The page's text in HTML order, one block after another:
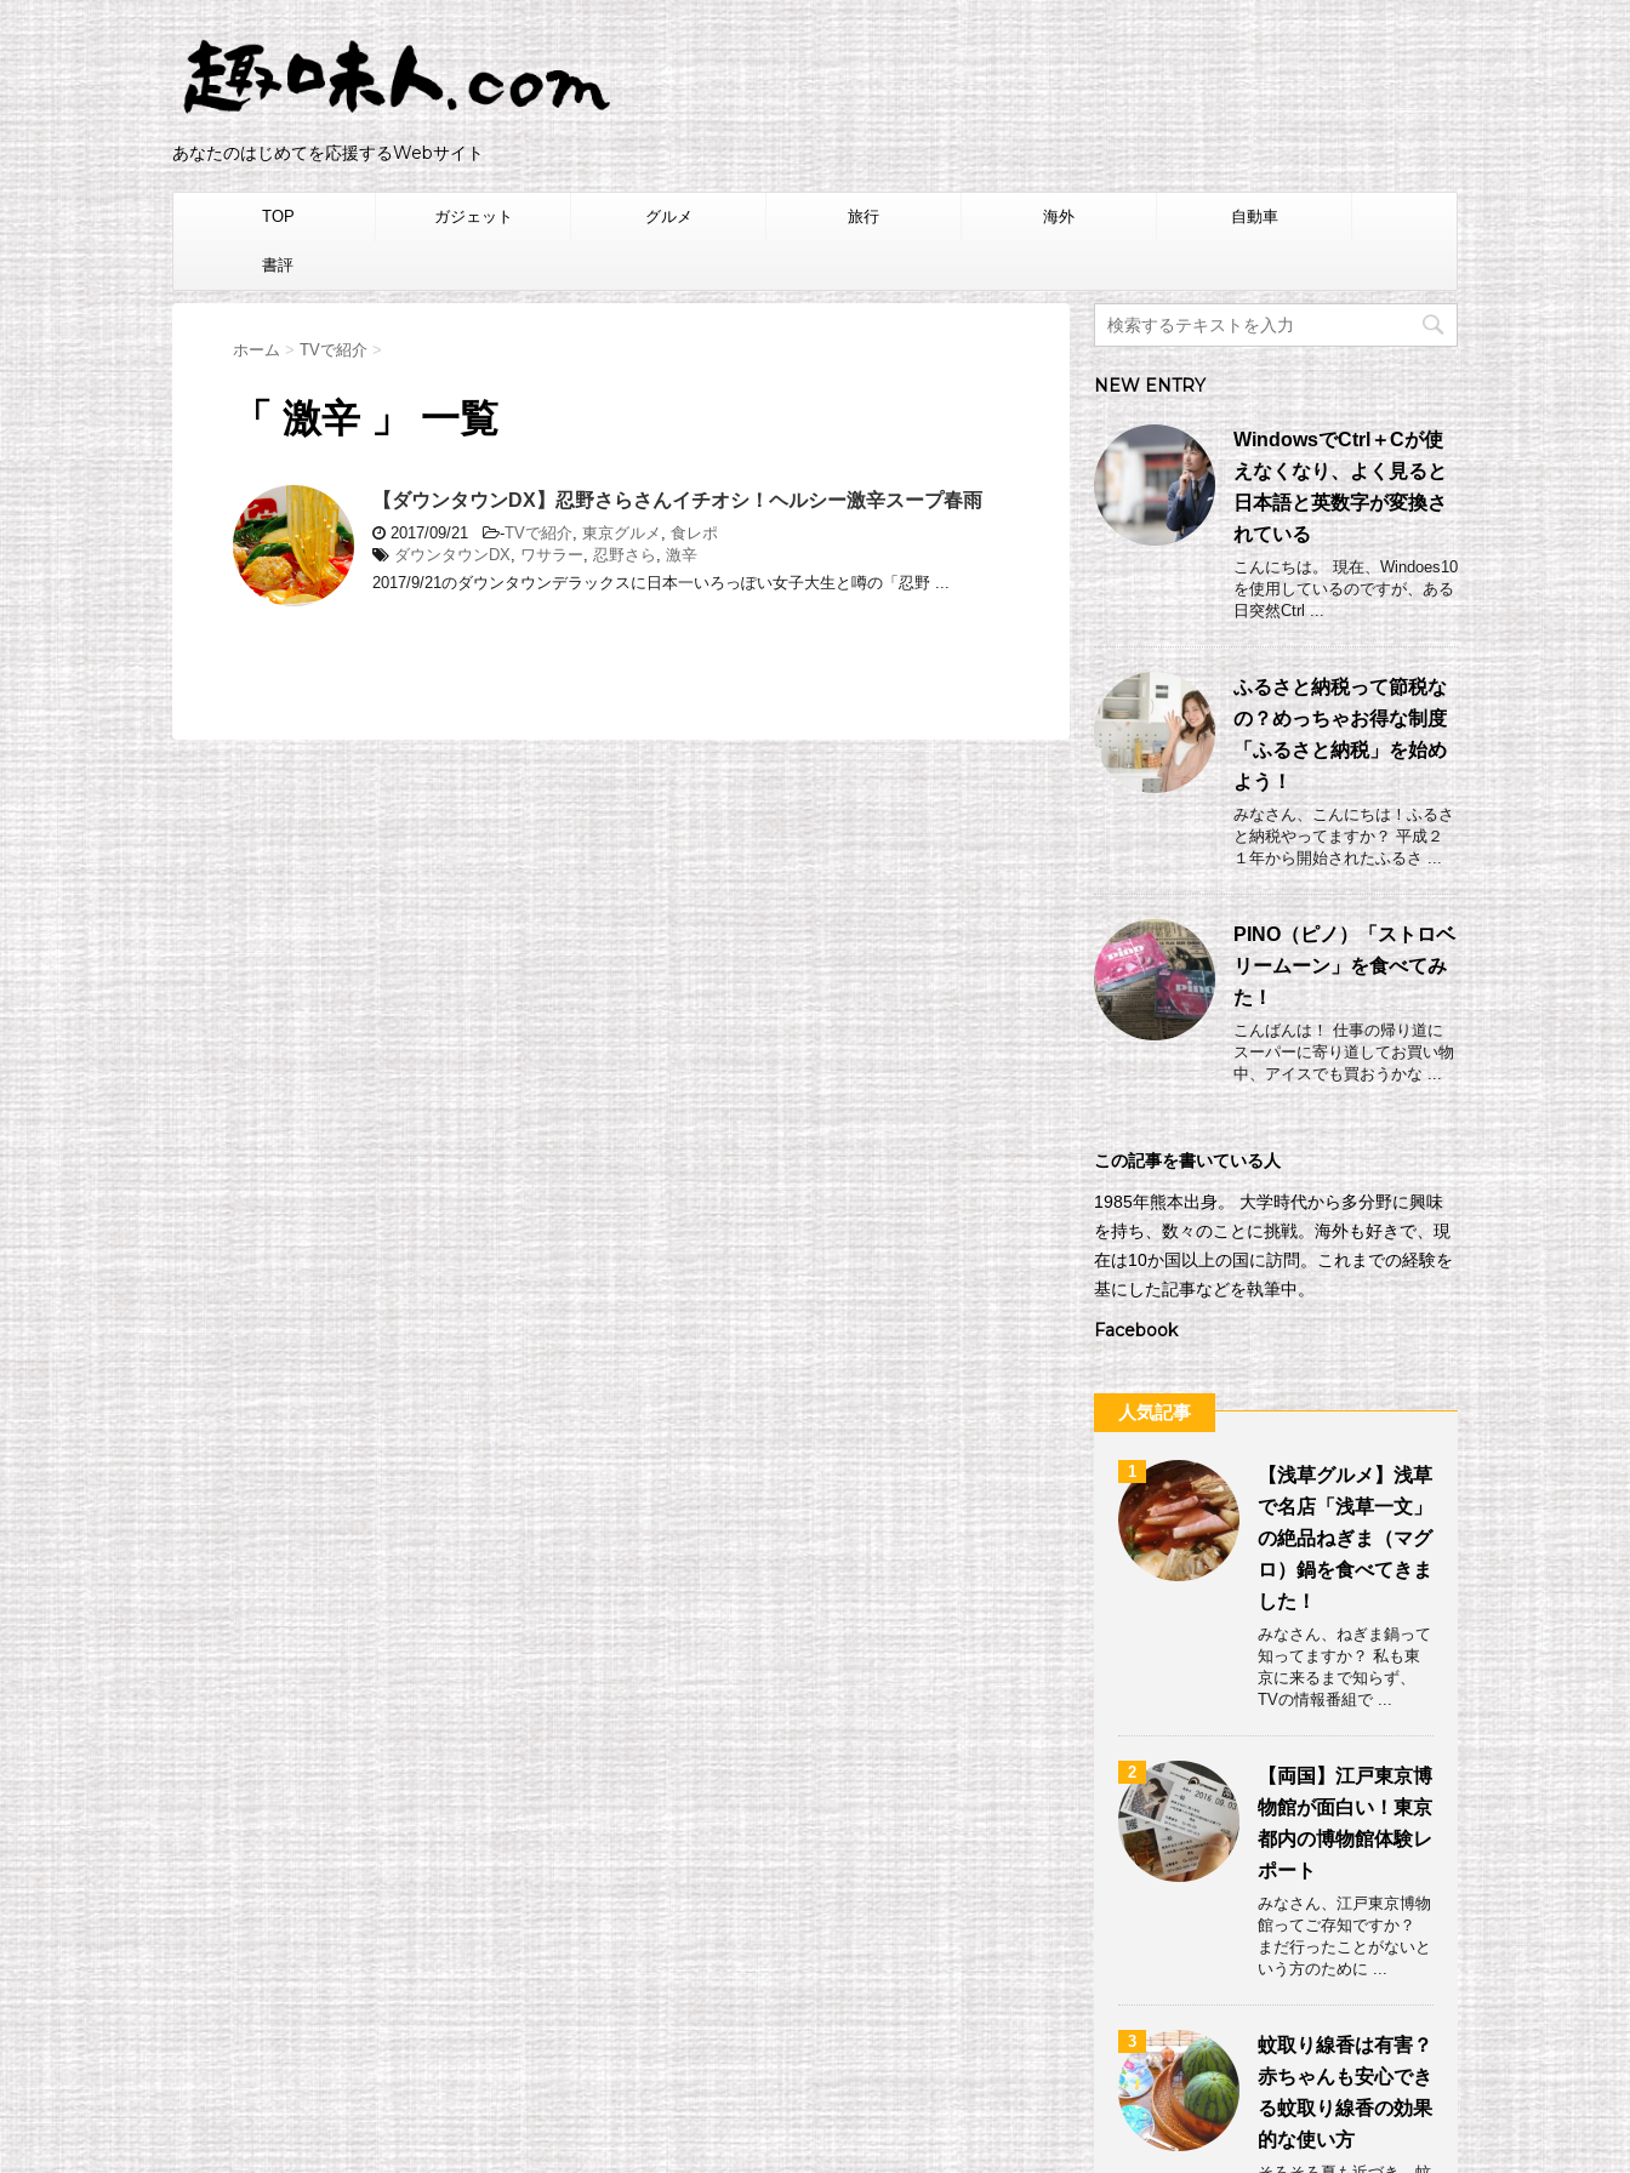
あなたのはじめてを応援するWebサイト
TOP ガジェット グルメ 旅行 海外 自動車
書評
ホーム > TVで紹介 >
「 激辛 」 一覧
【ダウンタウンDX】忍野さらさんイチオシ！ヘルシー激辛スープ春雨
2017/09/21 -TVで紹介 東京グルメ
食レポ
ダウンタウンDX
ワサラー 忍野さら
激辛
2017/9/21のダウンタウンデラックスに日本一いろっぽい女子大生と噂の「忍野 ...
NEW ENTRY
WindowsでCtrl＋Cが使
えなくなり、よく見ると
日本語と英数字が変換さ
れている
こんにちは。 現在、Windoes10
を使用しているのですが、ある
日突然Ctrl ...
ふるさと納税って節税な
の？めっちゃお得な制度
「ふるさと納税」を始め
よう！
みなさん、こんにちは！ふるさ
と納税やってますか？ 平成２
１年から開始されたふるさ ...
PINO（ピノ）「ストロベ
リームーン」を食べてみ
た！
こんばんは！ 仕事の帰り道に
スーパーに寄り道してお買い物
中、アイスでも買おうかな ...
この記事を書いている人
1985年熊本出身。 大学時代から多分野に興味
を持ち、数々のことに挑戦。海外も好きで、現
在は10か国以上の国に訪問。これまでの経験を
基にした記事などを執筆中。
Facebook
人気記事
1
【浅草グルメ】浅草
で名店「浅草一文」
の絶品ねぎま（マグ
ロ）鍋を食べてきま
した！
みなさん、ねぎま鍋って
知ってますか？ 私も東
京に来るまで知らず、
TVの情報番組で ...
2
【両国】江戸東京博
物館が面白い！東京
都内の博物館体験レ
ポート
みなさん、江戸東京博物
館ってご存知ですか？
まだ行ったことがないと
いう方のために ...
3
蚊取り線香は有害？
赤ちゃんも安心でき
る蚊取り線香の効果
的な使い方